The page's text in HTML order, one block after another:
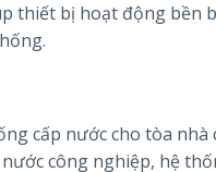
thiết bị hoạt động bền
cấp nước cho tòa
công nghiệp, hệ